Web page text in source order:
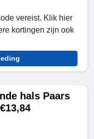
vereist. Klik hier
kortingen zijn ook
hals Paars